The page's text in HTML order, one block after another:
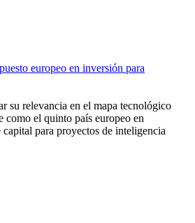
europeo en inversión para
su relevancia en el mapa tecnológico
como el quinto país europeo en
para proyectos de inteligencia